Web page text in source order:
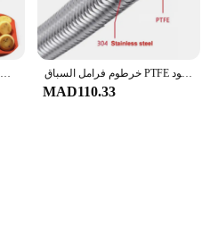
غير عصا سيليكون قالب دائري ، 12 ثقوب ، الكعك مصغرة ، كب كيك ، الكوكيز ، فندان ، الخبز عموم ، الحلوى ، كعكة على البخار ، أداة الخبز ، DIY بها بنفسك خرطوم فرامل السباق PTFE المضفر من الفولاذ المقاوم للصدأ ، أنبوب خط تبريد الزيت ، تجهيزات دوارة ، أنبوب نايلون ، وقود ، AN6 ، 6AN ، E85 ، 1-6 م
MAD110.33